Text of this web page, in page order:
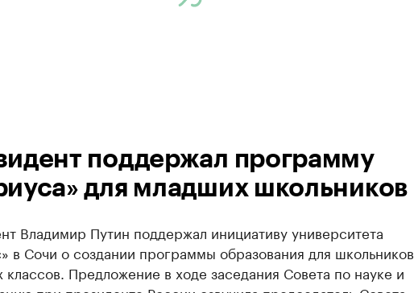
поддержал программу
для младших школьников
Владимир Путин поддержал инициативу университета
в Сочи о создании программы образования для школьников
Предложение в ходе заседания Совета по науке и